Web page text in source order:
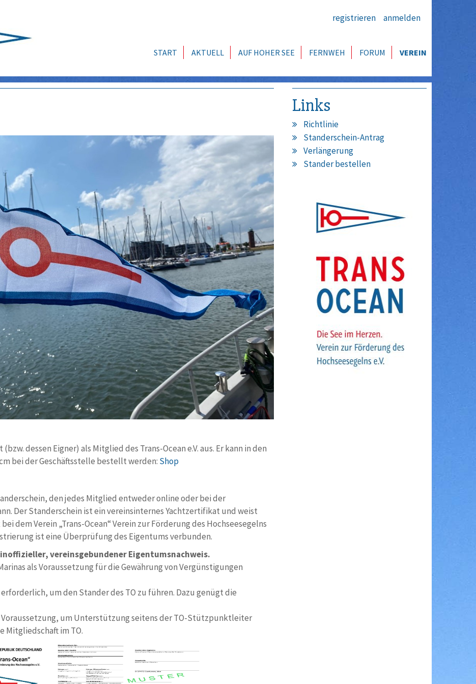
registrieren anmelden
START AKTUELL AUF HOHER SEE FERNWEH FORUM VEREIN
dessen Eigner) als Mitglied des Trans-Ocean e.V. aus. Er kann in den
cm bei der Geschäftsstelle bestellt werden: Shop
den jedes Mitglied entweder online oder bei der
Der Standerschein ist ein vereinsinternes Yachtzertifikat und weist
dem Verein „Trans-Ocean“ Verein zur Förderung des Hochseesegelns
ist eine Überprüfung des Eigentums verbunden.
vereinsgebundener Eigentumsnachweis.
als Voraussetzung für die Gewährung von Vergünstigungen
um den Stander des TO zu führen. Dazu genügt die
Voraussetzung, um Unterstützung seitens der TO-Stützpunktleiter
Mitgliedschaft im TO.
Links
Richtlinie
Standerschein-Antrag
Verlängerung
Stander bestellen